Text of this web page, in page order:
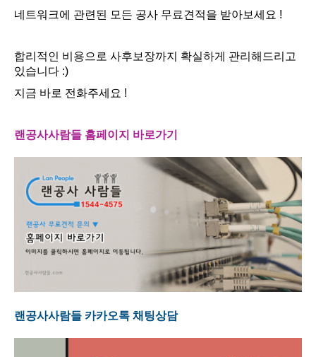
네트워크에 관련된 모든 공사 무료견적을 받아보세요 !
합리적인 비용으로 사후보장까지 확실하게 관리해드리고
있습니다 :)
지금 바로 전화주세요 !
랜공사사람들 홈페이지 바로가기
랜공사사람들 카카오톡 채팅상담